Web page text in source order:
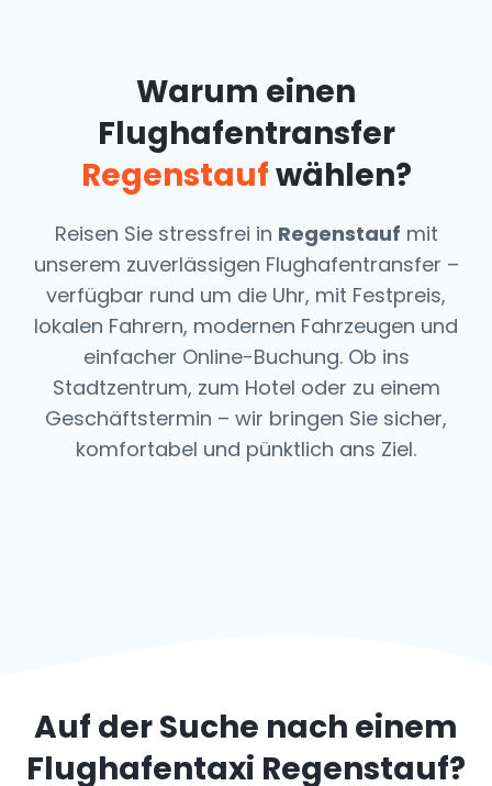
Warum einen
Flughafentransfer
Regenstaufwählen?
Reisen Sie stressfrei in Regenstauf mit
unserem zuverlässigen Flughafentransfer –
verfügbar rund um die Uhr, mit Festpreis,
lokalen Fahrern, modernen Fahrzeugen und
einfacher Online-Buchung. Ob ins
Stadtzentrum, zum Hotel oder zu einem
Geschäftstermin – wir bringen Sie sicher,
komfortabel und pünktlich ans Ziel.
Auf der Suche nach einem
Flughafentaxi Regenstauf?